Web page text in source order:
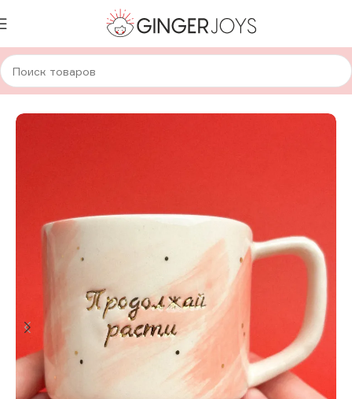
Главная Для дома и уюта Посуда Авторская керамика